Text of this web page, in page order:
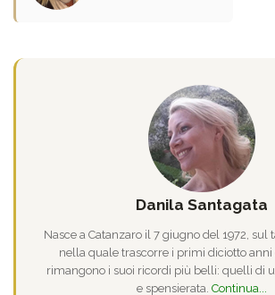
Danila Santagata
Nasce a Catanzaro il 7 giugno del 1972, sul
nella quale trascorre i primi diciotto anni
rimangono i suoi ricordi più belli: quelli di
e spensierata. Continua...